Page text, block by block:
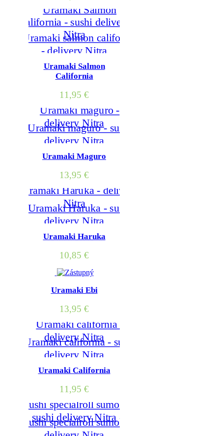
Uramaki Salmon
California
11,95 €
Uramaki Maguro
13,95 €
Uramaki Haruka
10,85 €
Uramaki Ebi
13,95 €
Uramaki California
11,95 €